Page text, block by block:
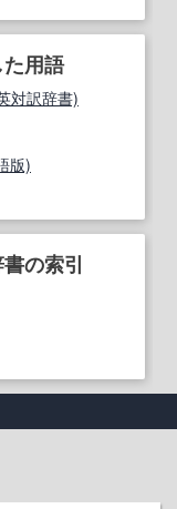
用語
対訳辞書)
版)
の索引